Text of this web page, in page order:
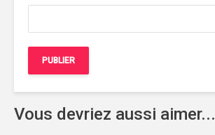
Vous devriez aussi aimer...